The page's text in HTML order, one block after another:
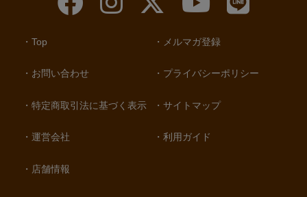
Top
お問い合わせ
特定商取引法に基づく表示
運営会社
店舗情報
メルマガ登録
プライバシーポリシー
サイトマップ
利用ガイド